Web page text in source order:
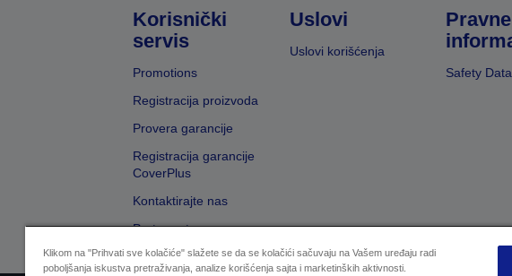
Korisnički
servis
Promotions
Registracija proizvoda
Provera garancije
Registracija garancije
CoverPlus
Kontaktirajte nas
Pretraga trgovaca
Uslovi
Uslovi korišćenja
Pravne
Safety
Klikom na "Prihvati sve kolačiće" slažete se da se kolačići sačuvaju na Vašem uređaju radi
poboljšanja iskustva pretraživanja, analize korišćenja sajta i marketinških aktivnosti.